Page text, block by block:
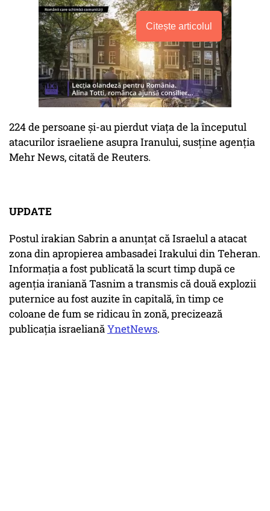
Citește articolul
224 de persoane și-au pierdut viața de la începutul
atacurilor israeliene asupra Iranului, susține agenția
Mehr News, citată de Reuters.
UPDATE
Postul irakian Sabrin a anunțat că Israelul a atacat
zona din apropierea ambasadei Irakului din Teheran.
Informația a fost publicată la scurt timp după ce
agenția iraniană Tasnim a transmis că două explozii
puternice au fost auzite în capitală, în timp ce
coloane de fum se ridicau în zonă, precizează
publicația israelianăYnetNews.